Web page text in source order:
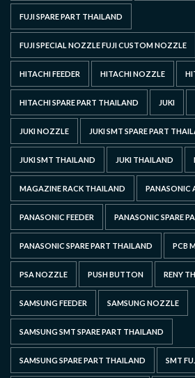
FUJI SPARE PART THAILAND
FUJI SPECIAL NOZZLE FUJI CUSTOM NOZZLE
HITACHI FEEDER HITACHI NOZZLE
HITACHI SPARE PART THAILAND JUKI
JUKI NOZZLE JUKI SMT SPARE PART
JUKI SMT THAILAND JUKI THAILAND
MAGAZINE RACK THAILAND PANASONIC
PANASONIC FEEDER PANASONIC SPARE
PANASONIC SPARE PART THAILAND PCB
PSA NOZZLE PUSH BUTTON RENY
SAMSUNG FEEDER SAMSUNG NOZZLE
SAMSUNG SMT SPARE PART THAILAND
SAMSUNG SPARE PART THAILAND SMT